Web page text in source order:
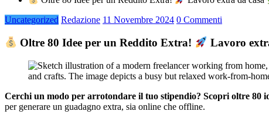
Uncategorized Redazione 11 Novembre 2024 0 Commenti
Oltre 80 Idee per un Reddito Extra! Lavoro
Cerchi un modo per arrotondare il tuo stipendio? Scopri oltre 80
per generare un guadagno extra, sia online che offline.